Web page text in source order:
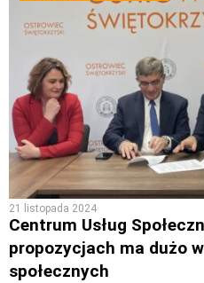
21 listopada 2024
Centrum Usług
propozycjach ma dużo
społecznych